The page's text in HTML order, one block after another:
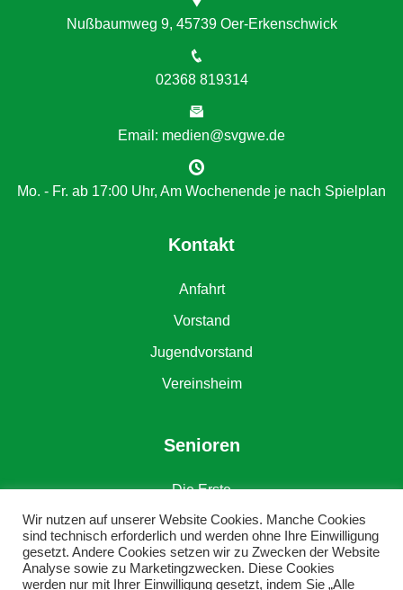
Nußbaumweg 9, 45739 Oer-Erkenschwick
02368 819314
Email: medien@svgwe.de
Mo. - Fr. ab 17:00 Uhr, Am Wochenende je nach Spielplan
Kontakt
Anfahrt
Vorstand
Jugendvorstand
Vereinsheim
Senioren
Die Erste
Die Zweite
Alte Herren
Wir nutzen auf unserer Website Cookies. Manche Cookies
sind technisch erforderlich und werden ohne Ihre Einwilligung
gesetzt. Andere Cookies setzen wir zu Zwecken der Website
Analyse sowie zu Marketingzwecken. Diese Cookies
werden nur mit Ihrer Einwilligung gesetzt, indem Sie „Alle